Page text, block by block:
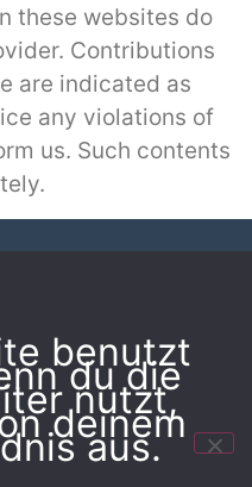
these websites do
Contributions
are indicated as
any violations of
us. Such contents
benutzt
du die
nutzt,
deinem
aus.